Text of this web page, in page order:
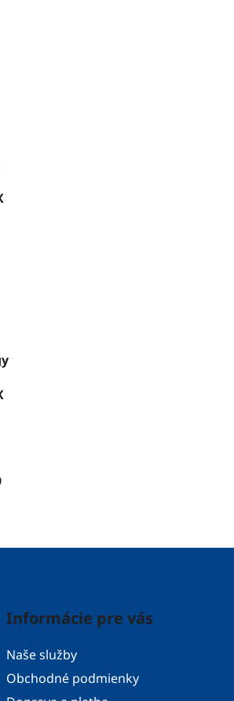
Informácie pre vás
Naše služby
Obchodné podmienky